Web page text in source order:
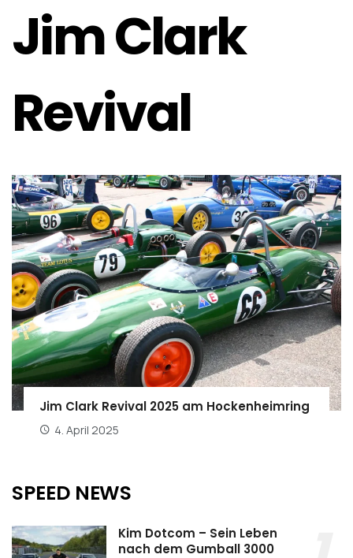
Jim Clark
Revival
Jim Clark Revival 2025 am Hockenheimring
4. April 2025
SPEED NEWS
Kim Dotcom – Sein Leben
nach dem Gumball 3000